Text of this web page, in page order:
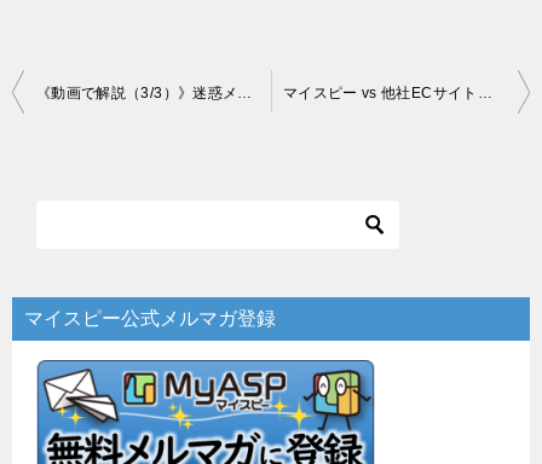
投
ー
シ
《動画で解説（3/3）》迷惑メールと判定されないメールの書き方「8つの対策」【メルマガ到達率】 マイスピー vs 他社ECサイト！決済手数料の安さを比較してみた
マイスピー公式メルマガ登録